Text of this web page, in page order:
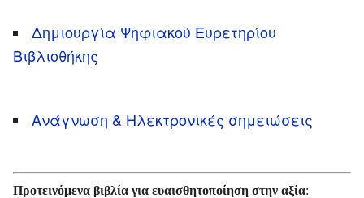
Δημιουργία Ψηφιακού Ευρετηρίου
Βιβλιοθήκης
Ανάγνωση & Ηλεκτρονικές σημειώσεις
Προτεινόμενα βιβλία για ευαισθητοποίηση στην αξία: